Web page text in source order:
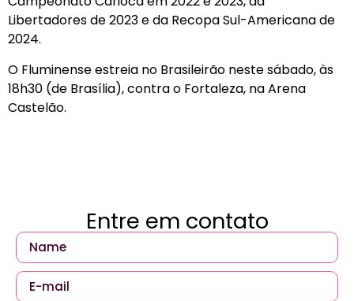
Libertadores de 2023 e da Recopa Sul-Americana de
2024.
O Fluminense estreia no Brasileirão neste sábado, às
18h30 (de Brasília), contra o Fortaleza, na Arena
Castelão.
Entre em contato